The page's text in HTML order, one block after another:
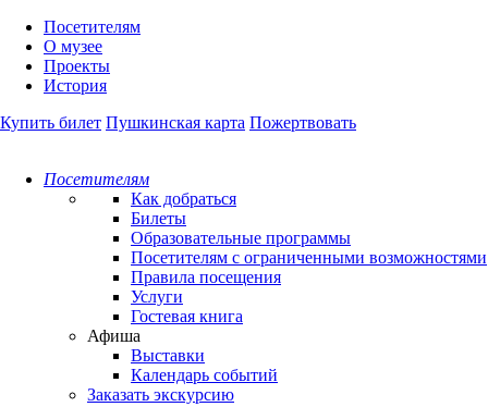
Посетителям
О музее
Проекты
История
Купить билет Пушкинская карта Пожертвовать
Посетителям
Как добраться
Билеты
Образовательные программы
Посетителям с ограниченными возможностями
Правила посещения
Услуги
Гостевая книга
Афиша
Выставки
Календарь событий
Заказать экскурсию